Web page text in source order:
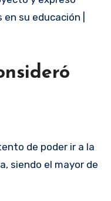
su educación |
de poder ir a la
siendo el mayor de